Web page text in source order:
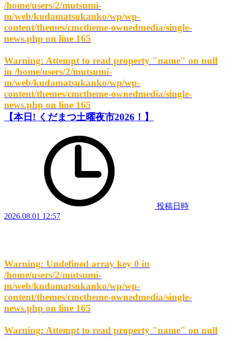
/home/users/2/mutsumi-
m/web/kudamatsukanko/wp/wp-
content/themes/cmctheme-ownedmedia/single-
news.php on line 165
Warning: Attempt to read property "name" on null
in /home/users/2/mutsumi-
m/web/kudamatsukanko/wp/wp-
content/themes/cmctheme-ownedmedia/single-
news.php on line 165
【本日! くだまつ土曜夜市2026！】
投稿日時
2026.08.01 12:57
Warning: Undefined array key 0 in
/home/users/2/mutsumi-
m/web/kudamatsukanko/wp/wp-
content/themes/cmctheme-ownedmedia/single-
news.php on line 165
Warning: Attempt to read property "name" on null